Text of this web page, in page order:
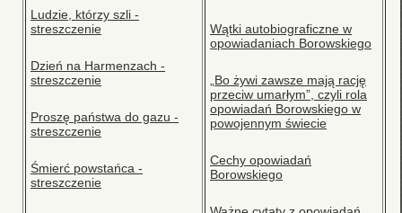
Ludzie, którzy szli -
streszczenie
Dzień na Harmenzach -
streszczenie
Proszę państwa do gazu -
streszczenie
Śmierć powstańca -
streszczenie
Wątki autobiograficzne w
opowiadaniach Borowskiego
„Bo żywi zawsze mają rację
przeciw umarłym”, czyli rola
opowiadań Borowskiego w
powojennym świecie
Cechy opowiadań
Borowskiego